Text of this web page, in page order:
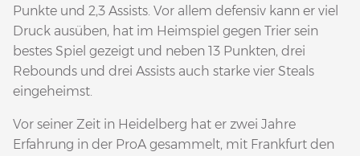
Punkte und 2,3 Assists. Vor allem defensiv kann er viel
Druck ausüben, hat im Heimspiel gegen Trier sein
bestes Spiel gezeigt und neben 13 Punkten, drei
Rebounds und drei Assists auch starke vier Steals
eingeheimst.
Vor seiner Zeit in Heidelberg hat er zwei Jahre
Erfahrung in der ProA gesammelt, mit Frankfurt den